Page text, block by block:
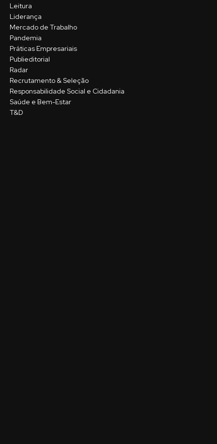
Leitura
Liderança
Mercado de Trabalho
Pandemia
Práticas Empresariais
Publieditorial
Radar
Recrutamento & Seleção
Responsabilidade Social e Cidadania
Saúde e Bem-Estar
T&D